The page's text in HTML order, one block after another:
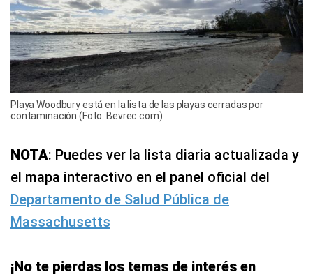
Playa Woodbury está en la lista de las playas cerradas por
contaminación (Foto: Bevrec.com)
NOTA: Puedes ver la lista diaria actualizada y
el mapa interactivo en el panel oficial del
Departamento de Salud Pública de
Massachusetts
¡No te pierdas los temas de interés en